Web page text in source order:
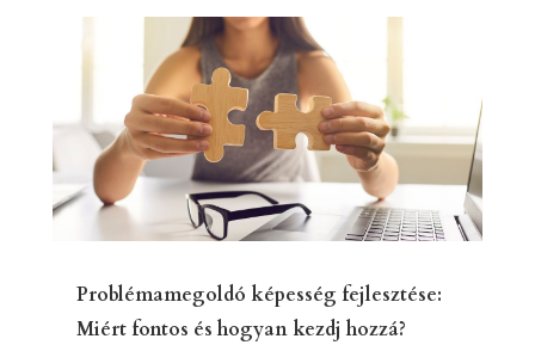
Problémamegoldó képesség fejlesztése:
Miért fontos és hogyan kezdj hozzá?